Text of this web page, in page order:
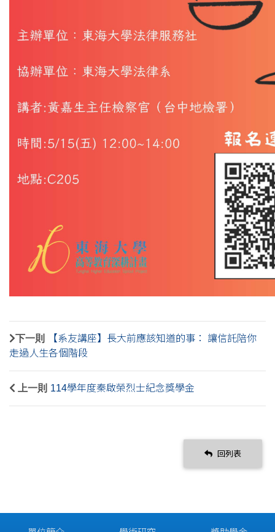
下一則
【系友講座】長大前應該知道的事： 讓信託陪你
走過人生各個階段
上一則 114學年度秦啟榮烈士紀念獎學金
回列表